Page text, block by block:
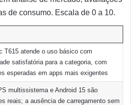
de consumo. Escala de 0 a 10.
T615 atende o uso básico com
satisfatória para a categoria, com
esperadas em apps mais exigentes
multissistema e Android 15 são
reais; a ausência de carregamento sem